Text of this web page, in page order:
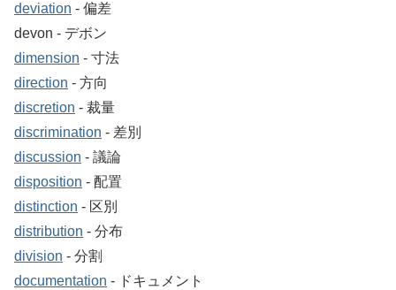
deviation ‐ 偏差
devon ‐ デボン
dimension ‐ 寸法
direction ‐ 方向
discretion ‐ 裁量
discrimination ‐ 差別
discussion ‐ 議論
disposition ‐ 配置
distinction ‐ 区別
distribution ‐ 分布
division ‐ 分割
documentation ‐ ドキュメント